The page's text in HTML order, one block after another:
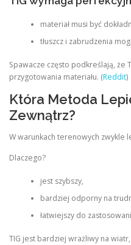
materiał musi być
tłuszcz i zabrudzenia
Spawacze często podkreślają, że
przygotowania materiału. (Reddit)
Która Metoda
Zewnątrz?
W warunkach terenowych zwykle
Dlaczego?
jest szybszy,
bardziej odporny na
łatwiejszy do
TIG jest bardziej wrażliwy na